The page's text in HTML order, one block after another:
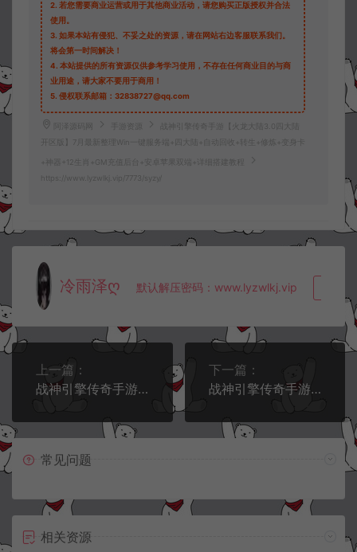
2. 若您需要商业运营或用于其他商业活动，请您购买正版授权并合法
使用。
3. 如果本站有侵犯、不妥之处的资源，请在网站右边客服联系我们。
将会第一时间解决！
4. 本站提供的所有资源仅供参考学习使用，不存在任何商业目的与商
业用途，请大家不要用于商用！
5. 侵权联系邮箱：32838727@qq.com
阿泽源码网 手游资源
战神引擎传奇手游【火龙大陆3.0四大陆
开区版】7月最新整理Win一键服务端+四大陆+自动回收+转生+修炼+变身卡
+神器+12生肖+GM充值后台+安卓苹果双端+详细搭建教程
https://www.lyzwlkj.vip/7773/syzy/
冷雨泽ღ 默认解压密码：www.lyzwlkj.vip
上一篇：
战神引擎传奇手游【冰雪火龙3.0三大陆精修版】7月最新整理Win一键服务端+三大陆+自动回收+转生+修炼+变身卡+神器+12生肖+GM充值后台+安卓苹果双端+详细搭建教程
下一篇：
战神引擎传奇手游【至尊火龙六大陆修复版】7月最新整理Win一键服务端+加速网关+六大陆+多地图+多BOSS+自动回收+点天灯+炫酷光柱+GM充值后台+安卓苹果双端+详细搭建教程
常见问题
相关资源